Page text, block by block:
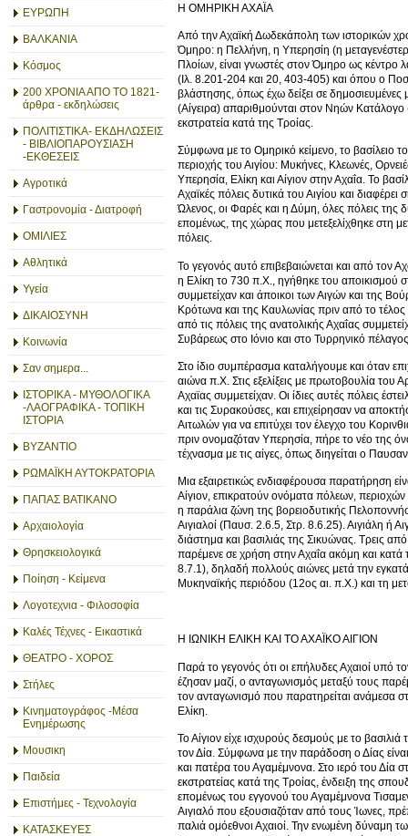
ΕΥΡΩΠΗ
ΒΑΛΚΑΝΙΑ
Κόσμος
200 ΧΡΟΝΙΑ ΑΠΟ ΤΟ 1821-
άρθρα - εκδηλώσεις
ΠΟΛΙΤΙΣΤΙΚΑ- ΕΚΔΗΛΩΣΕΙΣ
- ΒΙΒΛΙΟΠΑΡΟΥΣΙΑΣΗ
-ΕΚΘΕΣΕΙΣ
Αγροτικά
Γαστρονομία - Διατροφή
ΟΜΙΛΙΕΣ
Αθλητικά
Υγεία
ΔΙΚΑΙΟΣΥΝΗ
Κοινωνία
Σαν σημερα...
ΙΣΤΟΡΙΚΑ - ΜΥΘΟΛΟΓΙΚΑ
-ΛΑΟΓΡΑΦΙΚΑ - ΤΟΠΙΚΗ
ΙΣΤΟΡΙΑ
ΒΥΖΑΝΤΙΟ
ΡΩΜΑΪΚΗ ΑΥΤΟΚΡΑΤΟΡΙΑ
ΠΑΠΑΣ ΒΑΤΙΚΑΝΟ
Αρχαιολογία
Θρησκειολογικά
Ποίηση - Κείμενα
Λογοτεχνια - Φιλοσοφία
Καλές Τέχνες - Εικαστικά
ΘΕΑΤΡΟ - ΧΟΡΟΣ
Στήλες
Κινηματογράφος -Μέσα
Ενημέρωσης
Μουσικη
Παιδεία
Επιστήμες - Τεχνολογία
ΚΑΤΑΣΚΕΥΕΣ
Η ΟΜΗΡΙΚΗ ΑΧΑΪΑ
Από την Αχαϊκή Δωδεκάπολη των ιστορικών
Όμηρο: η Πελλήνη, η Υπερησίη (η
Πλοίων, είναι γνωστές στον Όμηρο ως κέντρο
(Ιλ. 8.201-204 και 20, 403-405) και όπου ο
βλάστησης, όπως έχω δείξει σε
(Αίγειρα) απαριθμούνται στον Νηών
εκστρατεία κατά της Τροίας.
Σύμφωνα με το Ομηρικό κείμενο, το βασίλειο
περιοχής του Αιγίου: Μυκήνες, Κλεωνές,
Υπερησία, Ελίκη και Αίγιον στην Αχαΐα. Το
Αχαϊκές πόλεις δυτικά του Αιγίου και
Ώλενος, οι Φαρές και η Δύμη, όλες πόλεις
επομένως, της χώρας που μετεξελίχθηκε στη
πόλεις.
Το γεγονός αυτό επιβεβαιώνεται και από τον
η Ελίκη το 730 π.Χ., ηγήθηκε του αποικισμού
συμμετείχαν και άποικοι των Αιγών και της
Κρότωνα και της Καυλωνίας πριν από το τέλος
από τις πόλεις της ανατολικής Αχαΐας
Συβάρεως στο Ιόνιο και στο Τυρρηνικό πέλαγος
Στο ίδιο συμπέρασμα καταλήγουμε και όταν
αιώνα π.Χ. Στις εξελίξεις με πρωτοβουλία
Αχαϊας συμμετείχαν. Οι ίδιες αυτές πόλεις
και τις Συρακούσες, και επιχείρησαν να
Αιτωλών για να επιτύχει τον έλεγχο του
πριν ονομαζόταν Υπερησία, πήρε το νέο της
τέχνασμα με τις αίγες, όπως διηγείται ο
Μια εξαιρετικώς ενδιαφέρουσα παρατήρηση
Αίγιον, επικρατούν ονόματα πόλεων,
η παράλια ζώνη της βορειοδυτικής
Αιγιαλοί (Παυσ. 2.6.5, Στρ. 8.6.25). Αιγιάλη ή
διάστημα και βασιλιάς της Σικυώνας. Τρεις
παρέμενε σε χρήση στην Αχαΐα ακόμη και
8.7.1), δηλαδή πολλούς αιώνες μετά την
Μυκηναϊκής περιόδου (12ος αι. π.Χ.) και τη
Η ΙΩΝΙΚΗ ΕΛΙΚΗ ΚΑΙ ΤΟ ΑΧΑΪΚΟ ΑΙΓΙΟΝ
Παρά το γεγονός ότι οι επήλυδες Αχαιοί υπό
έζησαν μαζί, ο ανταγωνισμός μεταξύ τους
τον ανταγωνισμό που παρατηρείται ανάμεσα
Ελίκη.
Το Αίγιον είχε ισχυρούς δεσμούς με το
τον Δία. Σύμφωνα με την παράδοση ο Δίας
και πατέρα του Αγαμέμνονα. Στο ιερό του
εκστρατείας κατά της Τροίας, ένδειξη της
επομένως του εγγονού του Αγαμέμνονα
Αιγιαλό που εξουσιαζόταν από τους Ίωνες,
παλιά ομόεθνοι Αχαιοί. Την ενωμένη δύναμη